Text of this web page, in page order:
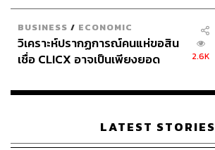
BUSINESS / ECONOMIC
วิเคราะห์ปรากฏการณ์คนแห่ขอสิน
เชื่อ CLICX อาจเป็นเพียงยอด
เรือนไทยที่ถูกซุกไว้
2.6K
LATEST STORIES